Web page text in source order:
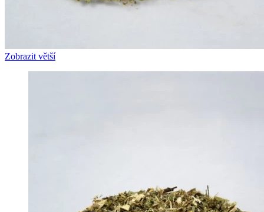
Zobrazit větší